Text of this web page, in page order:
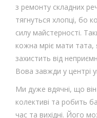
з ремонту складних
тягнуться хлопці, бо
силу майстерності.
кожна мріє мати тата,
захистить від
Вова завжди у центрі
Ми дуже вдячні, що
колективі та робить
час та вихідні. Його